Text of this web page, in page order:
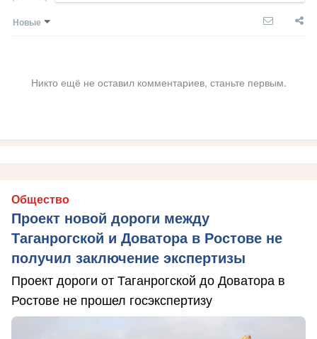
Новые
Никто ещё не оставил комментариев, станьте первым.
Общество
Проект новой дороги между
Таганрогской и Доватора в Ростове не
получил заключение экспертизы
Проект дороги от Таганрогской до Доватора в
Ростове не прошел госэкспертизу